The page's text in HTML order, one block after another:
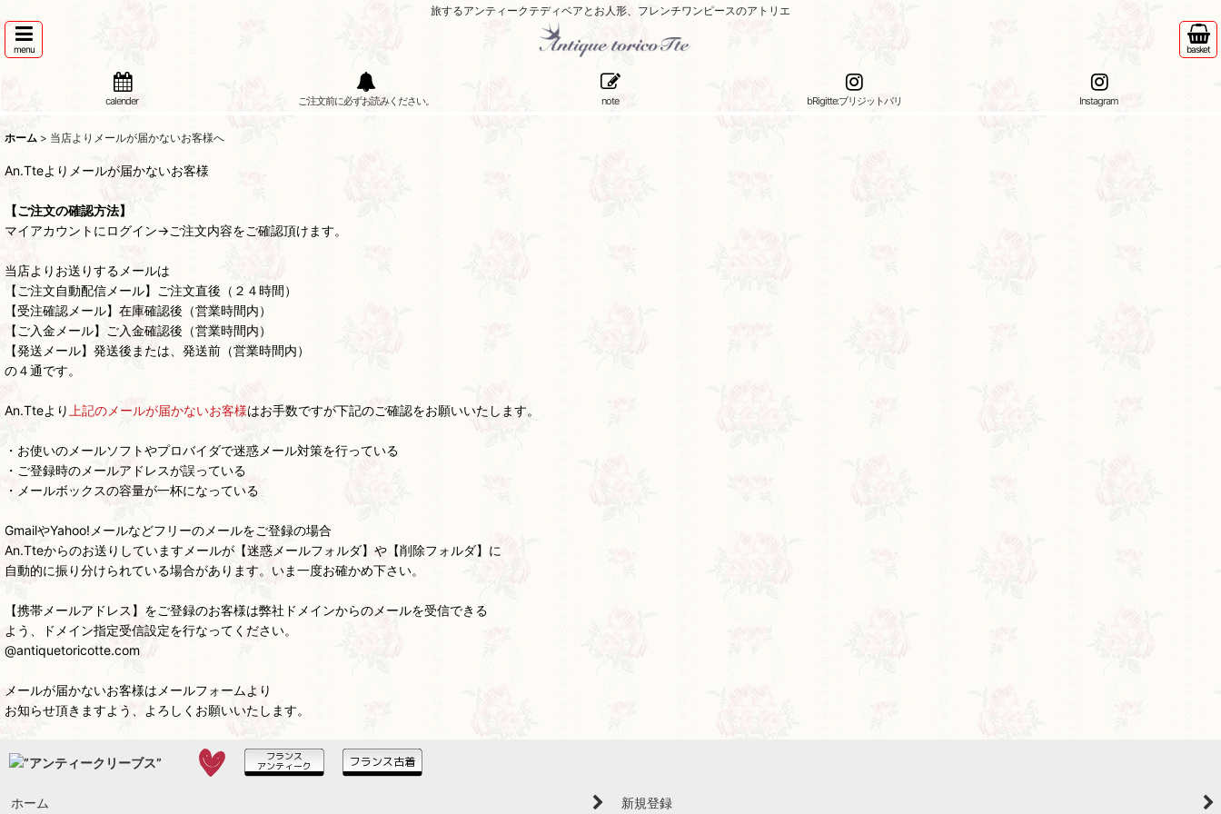
旅するアンティークテディベアとお人形、フレンチワンピースのアトリエ
menu basket
calender ご注文前に必ずお読みください。 note bRigitte:ブリジットパリ Instagram
ホーム > 当店よりメールが届かないお客様へ
An.Tteよりメールが届かないお客様
【ご注文の確認方法】
マイアカウントにログイン→ご注文内容をご確認頂けます。
当店よりお送りするメールは
【ご注文自動配信メール】ご注文直後（２４時間）
【受注確認メール】在庫確認後（営業時間内）
【ご入金メール】ご入金確認後（営業時間内）
【発送メール】発送後または、発送前（営業時間内）
の４通です。
An.Tteより 上記のメールが届かないお客様はお手数ですが下記のご確認をお願いいたします。
・お使いのメールソフトやプロバイダで迷惑メール対策を行っている
・ご登録時のメールアドレスが誤っている
・メールボックスの容量が一杯になっている
GmailやYahoo!メールなどフリーのメールをご登録の場合
An.Tteからのお送りしていますメールが【迷惑メールフォルダ】や【削除フォルダ】に
自動的に振り分けられている場合があります。いま一度お確かめ下さい。
【携帯メールアドレス】をご登録のお客様は弊社ドメインからのメールを受信できる
よう、ドメイン指定受信設定を行なってください。
@antiquetoricotte.com
メールが届かないお客様はメールフォームより
お知らせ頂きますよう、よろしくお願いいたします。
ホーム 新規登録